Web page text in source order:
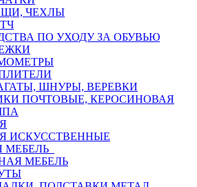
ЧЕХЛЫ
ПО УХОДУ ЗА ОБУВЬЮ
ШНУРЫ, ВЕРЕВКИ
ПОЧТОВЫЕ, КЕРОСИНОВАЯ
ИСКУССТВЕННЫЕ
МЕБЕЛЬ
МЕБЕЛЬ